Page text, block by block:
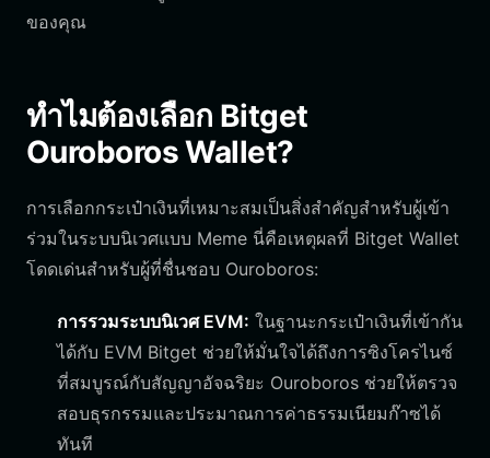
ของคุณ
ทำไมต้องเลือก Bitget
Ouroboros Wallet?
การเลือกกระเป๋าเงินที่เหมาะสมเป็นสิ่งสำคัญสำหรับผู้เข้า
ร่วมในระบบนิเวศแบบ Meme นี่คือเหตุผลที่ Bitget Wallet
โดดเด่นสำหรับผู้ที่ชื่นชอบ Ouroboros:
การรวมระบบนิเวศ EVM: ในฐานะกระเป๋าเงินที่เข้ากัน
ได้กับ EVM Bitget ช่วยให้มั่นใจได้ถึงการซิงโครไนซ์
ที่สมบูรณ์กับสัญญาอัจฉริยะ Ouroboros ช่วยให้ตรวจ
สอบธุรกรรมและประมาณการค่าธรรมเนียมก๊าซได้
ทันที